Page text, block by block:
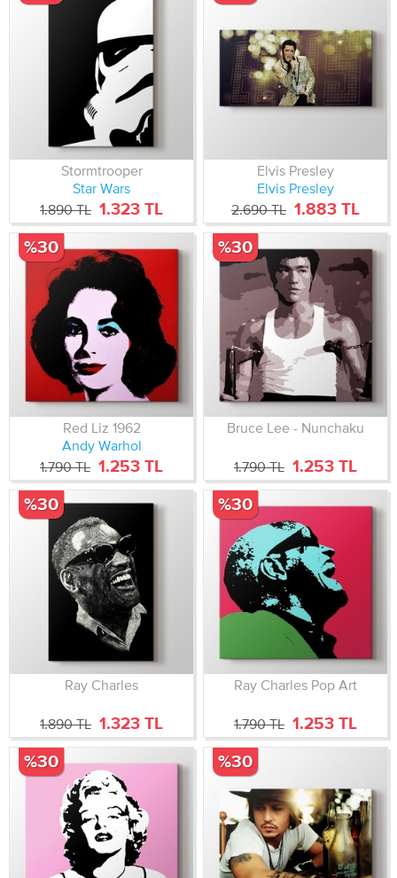
Stormtrooper
Star Wars
1.890 TL 1.323 TL
Elvis Presley
Elvis Presley
2.690 TL 1.883 TL
Red Liz 1962
Andy Warhol
1.790 TL 1.253 TL
%30
Bruce Lee - Nunchaku
1.790 TL 1.253 TL
%30
Ray Charles
1.890 TL 1.323 TL
%30
Ray Charles Pop Art
1.790 TL 1.253 TL
%30
%30 %30